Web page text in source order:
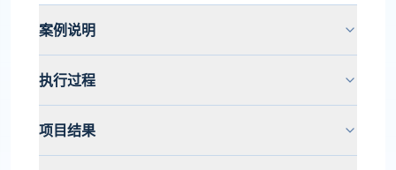
案例说明
执行过程
项目结果